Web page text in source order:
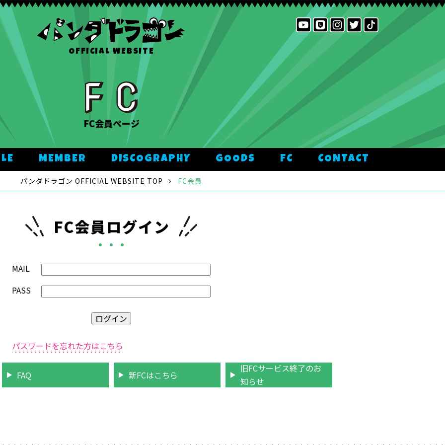
OFFICIAL WEBSITE
FC会員ページ
MEMBER DISCOGRAPHY GOODS FC CONTACT
パンダドラゴン OFFICIAL WEBSITE TOP FC会員
FC会員ログイン
MAIL
PASS
パスワードを忘れた方はこちら
FAQ 新FCはこちら
旧FCサービス終了のお
知らせ